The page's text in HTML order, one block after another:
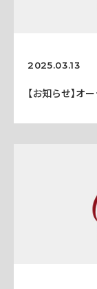
2025.03.13
【お知らせ】オ